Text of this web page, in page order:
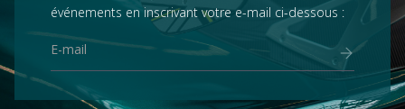
événements en inscrivant votre e-mail ci-dessous :